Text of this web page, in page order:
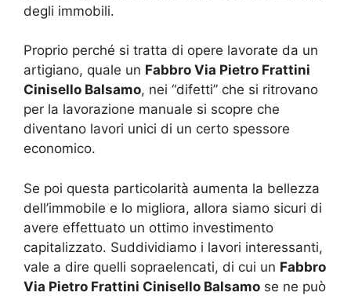
degli immobili.
Proprio perché si tratta di opere lavorate da un
artigiano, quale un Fabbro Via Pietro Frattini
Cinisello Balsamo, nei “difetti” che si ritrovano
per la lavorazione manuale si scopre che
diventano lavori unici di un certo spessore
economico.
Se poi questa particolarità aumenta la bellezza
dell’immobile e lo migliora, allora siamo sicuri di
avere effettuato un ottimo investimento
capitalizzato. Suddividiamo i lavori interessanti,
vale a dire quelli sopraelencati, di cui un Fabbro
Via Pietro Frattini Cinisello Balsamo se ne può